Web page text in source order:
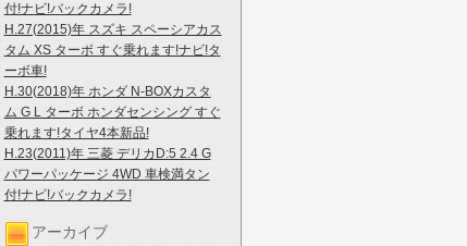
付!ナビ!バックカメラ!
H.27(2015)年 スズキ スペーシアカス
タム XS ターボ すぐ乗れます!ナビ!タ
ーボ車!
H.30(2018)年 ホンダ N-BOXカスタ
ム G L ターボ ホンダセンシング すぐ
乗れます!タイヤ4本新品!
H.23(2011)年 三菱 デリカD:5 2.4 G
パワーパッケージ 4WD 車検満タン
付!ナビ!バックカメラ!
アーカイブ